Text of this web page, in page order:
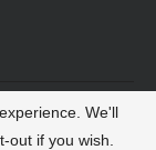
We'll
out if you wish.